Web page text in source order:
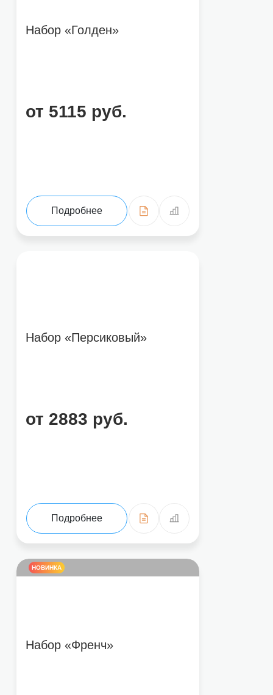
Набор «Голден»
от 5115 руб.
Подробнее
Набор «Персиковый»
от 2883 руб.
Подробнее
НОВИНКА
Набор «Френч»